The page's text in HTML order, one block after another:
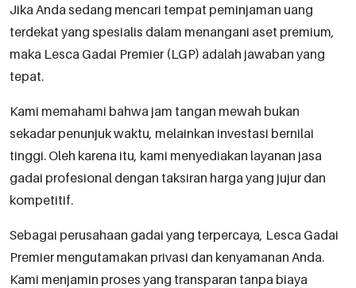
Jika Anda sedang mencari tempat peminjaman uang
terdekat yang spesialis dalam menangani aset premium,
maka Lesca Gadai Premier (LGP) adalah jawaban yang
tepat.
Kami memahami bahwa jam tangan mewah bukan
sekadar penunjuk waktu, melainkan investasi bernilai
tinggi. Oleh karena itu, kami menyediakan layanan jasa
gadai profesional dengan taksiran harga yang jujur dan
kompetitif.
Sebagai perusahaan gadai yang terpercaya, Lesca Gadai
Premier mengutamakan privasi dan kenyamanan Anda.
Kami menjamin proses yang transparan tanpa biaya